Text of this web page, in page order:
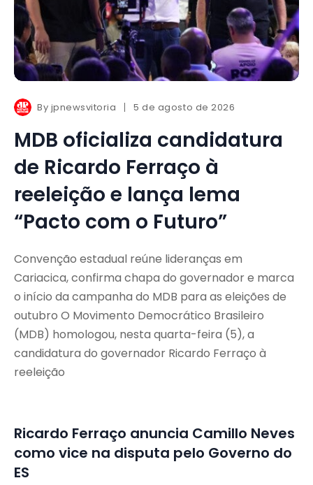
By jpnewsvitoria 5 de agosto de 2026
MDB oficializa candidatura
de Ricardo Ferraço à
reeleição e lança lema
“Pacto com o Futuro”
Convenção estadual reúne lideranças em
Cariacica, confirma chapa do governador e marca
o início da campanha do MDB para as eleições de
outubro O Movimento Democrático Brasileiro
(MDB) homologou, nesta quarta-feira (5), a
candidatura do governador Ricardo Ferraço à
reeleição
Ricardo Ferraço anuncia Camillo Neves
como vice na disputa pelo Governo do
ES